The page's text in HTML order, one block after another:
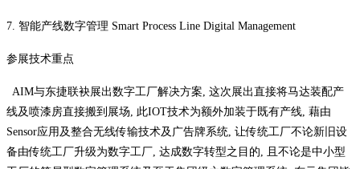
7. 智能产线数字管理 Smart Process Line Digital Management
参展技术重点
AIM与东捷联袂展出数字工厂解决方案, 这次展出直接将马达装配产
线及喷漆房直接搬到展场, 此IOT技术为额外加装于既有产线, 藉由
Sensor应用及整合无线传输技术及广告牌系统, 让传统工厂不论新旧设
备由传统工厂升级为数字工厂, 达成数字转型之目的, 且不论是中小型